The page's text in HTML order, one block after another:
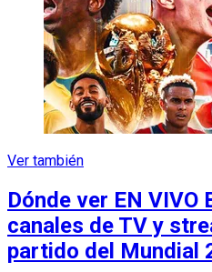
Ver también
Dónde ver EN VIVO
canales de TV y
partido del Mundial